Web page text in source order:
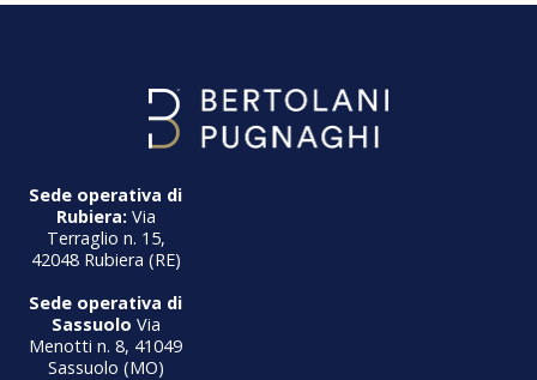
Sede operativa di
Rubiera: Via
Terraglio n. 15,
42048 Rubiera (RE)
Sede operativa di
Sassuolo Via
Menotti n. 8, 41049
Sassuolo (MO)